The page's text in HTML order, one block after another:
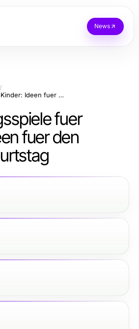
News
Bewegungsspiele fuer Kinder: Ideen fuer den Kindergeburtstag
fuer
fuer den